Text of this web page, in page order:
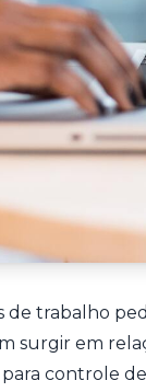
de trabalho
surgir em
controle